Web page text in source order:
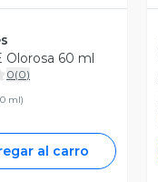
Olorosa 60 ml
0(0)
ml)
al carro